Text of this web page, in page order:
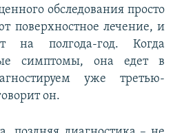
обследования просто
поверхностное лечение, и
на полгода-год. Когда
симптомы, она едет в
уже третью-
он.